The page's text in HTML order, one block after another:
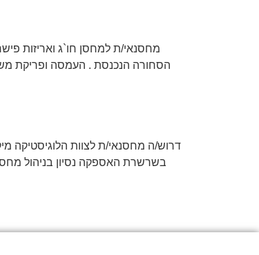
מחסנאי/ת למחסן חו`ג ואריזות
הסחורה הנכנסת . העמסה ופריקת
דרוש/ה מחסנאי/ת לצוות הלוגיסטיקה